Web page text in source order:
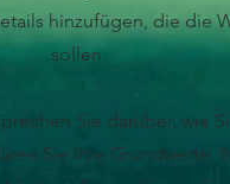
hinzufügen, die die
sollen.
Sie darüber, wie
Sie Ihre Grundwerte,